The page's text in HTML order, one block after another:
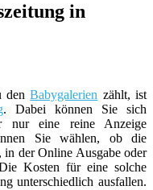
in
denBabygalerien zählt, ist
. Dabei können Sie sich
eine reine Anzeige
Sie wählen, ob die
der Online Ausgabe oder
Kosten für eine solche
unterschiedlich ausfallen.